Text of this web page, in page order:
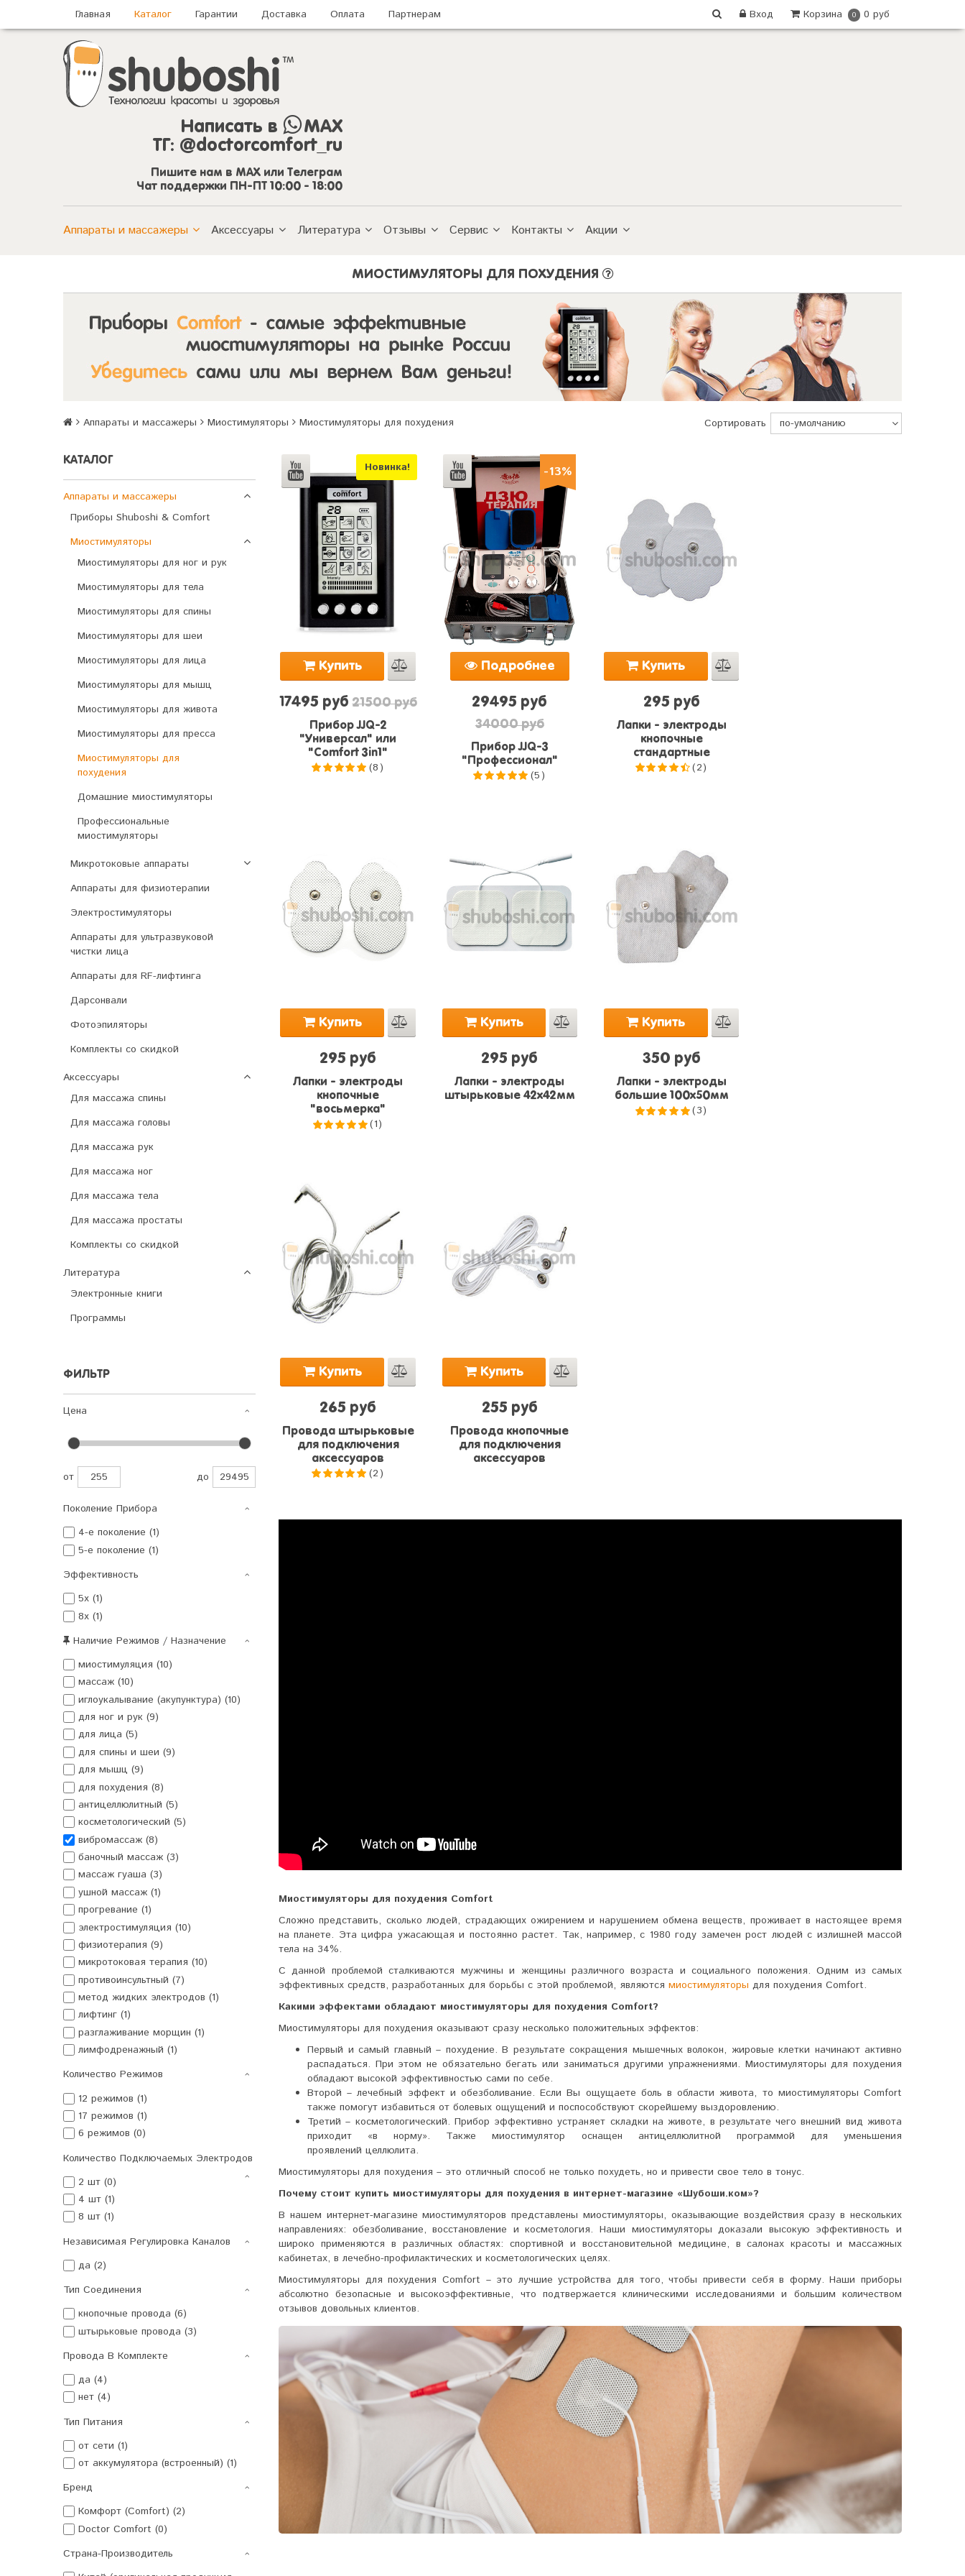
Главная Каталог Гарантии Доставка Оплата Партнерам Корзина 0 0 руб
Вход
Написать в
MAX
ТГ: @doctorcomfort_ru
Пишите нам в MAX или Телеграм
Чат поддержки ПН-ПТ 10:00 - 18:00
Аппараты и массажеры Аксессуары Литература Отзывы Сервис Контакты Акции
МИОСТИМУЛЯТОРЫ ДЛЯ ПОХУДЕНИЯ
Аппараты и массажеры Миостимуляторы Миостимуляторы для похудения Сортировать
КАТАЛОГ
Аппараты и массажеры
Приборы Shuboshi & Comfort
Миостимуляторы
Миостимуляторы для ног и рук
Миостимуляторы для тела
Миостимуляторы для спины
Миостимуляторы для шеи
Миостимуляторы для лица
Миостимуляторы для мышц
Миостимуляторы для живота
Миостимуляторы для пресса
Миостимуляторы для
похудения
Домашние миостимуляторы
Профессиональные
миостимуляторы
Микротоковые аппараты
Аппараты для физиотерапии
Электростимуляторы
Аппараты для ультразвуковой
чистки лица
Аппараты для RF-лифтинга
Дарсонвали
Фотоэпиляторы
Комплекты со скидкой
Аксессуары
Для массажа спины
Для массажа головы
Для массажа рук
Для массажа ног
Для массажа тела
Для массажа простаты
Комплекты со скидкой
Литература
Электронные книги
Программы
ФИЛЬТР
Цена
от до
Поколение Прибора
4-е поколение (1)
5-е поколение (1)
Эффективность
5x (1)
8x (1)
Наличие Режимов / Назначение
миостимуляция (10)
массаж (10)
иглоукалывание (акупунктура) (10)
для ног и рук (9)
для лица (5)
для спины и шеи (9)
для мышц (9)
для похудения (8)
антицеллюлитный (5)
косметологический (5)
вибромассаж (8)
баночный массаж (3)
массаж гуаша (3)
ушной массаж (1)
прогревание (1)
электростимуляция (10)
физиотерапия (9)
микротоковая терапия (10)
противоинсультный (7)
метод жидких электродов (1)
лифтинг (1)
разглаживание морщин (1)
лимфодренажный (1)
Количество Режимов
12 режимов (1)
17 режимов (1)
6 режимов (0)
Количество Подключаемых Электродов
2 шт (0)
4 шт (1)
8 шт (1)
Независимая Регулировка Каналов
да (2)
Тип Соединения
кнопочные провода (6)
штырьковые провода (3)
Провода В Комплекте
да (4)
нет (4)
Тип Питания
от сети (1)
от аккумулятора (встроенный) (1)
Бренд
Комфорт (Comfort) (2)
Doctor Comfort (0)
Страна-Производитель
Новинка!
Купить
17495 руб21500 руб
Прибор JJQ-2
"Универсал" или
"Comfort 3in1"
(8)
-13%
Подробнее
29495 руб
34000 руб
Прибор JJQ-3
"Профессионал"
(5)
Купить
295 руб
Лапки - электроды
кнопочные
стандартные
(2)
Купить
295 руб
Лапки - электроды
кнопочные
"восьмерка"
(1)
Купить
295 руб
Лапки - электроды
штырьковые 42х42мм
Купить
350 руб
Лапки - электроды
большие 100x50мм
(3)
Купить
265 руб
Провода штырьковые
для подключения
аксессуаров
(2)
Купить
255 руб
Провода кнопочные
для подключения
аксессуаров
Миостимуляторы для похудения Comfort
Сложно представить, сколько людей, страдающих ожирением и нарушением обмена веществ, проживает в настоящее время
на планете. Эта цифра ужасающая и постоянно растет. Так, например, с 1980 году замечен рост людей с излишней массой
тела на 34%.
С данной проблемой сталкиваются мужчины и женщины различного возраста и социального положения. Одним из самых
эффективных средств, разработанных для борьбы с этой проблемой, являются миостимуляторы для похудения Comfort.
Какими эффектами обладают миостимуляторы для похудения Comfort?
Миостимуляторы для похудения оказывают сразу несколько положительных эффектов:
Первый и самый главный – похудение. В результате сокращения мышечных волокон, жировые клетки начинают активно
распадаться. При этом не обязательно бегать или заниматься другими упражнениями. Миостимуляторы для похудения
обладают высокой эффективностью сами по себе.
Второй – лечебный эффект и обезболивание. Если Вы ощущаете боль в области живота, то миостимуляторы Comfort
также помогут избавиться от болевых ощущений и поспособствуют скорейшему выздоровлению.
Третий – косметологический. Прибор эффективно устраняет складки на животе, в результате чего внешний вид живота
приходит «в норму». Также миостимулятор оснащен антицеллюлитной программой для уменьшения
проявлений целлюлита.
Миостимуляторы для похудения – это отличный способ не только похудеть, но и привести свое тело в тонус.
Почему стоит купить миостимуляторы для похудения в интернет-магазине «Шубоши.ком»?
В нашем интернет-магазине миостимуляторов представлены миостимуляторы, оказывающие воздействия сразу в нескольких
направлениях: обезболивание, восстановление и косметология. Наши миостимуляторы доказали высокую эффективность и
широко применяются в различных областях: спортивной и восстановительной медицине, в салонах красоты и массажных
кабинетах, в лечебно-профилактических и косметологических целях.
Миостимуляторы для похудения Comfort – это лучшие устройства для того, чтобы привести себя в форму. Наши приборы
абсолютно безопасные и высокоэффективные, что подтвержается клиническими исследованиями и большим количеством
отзывов довольных клиентов.